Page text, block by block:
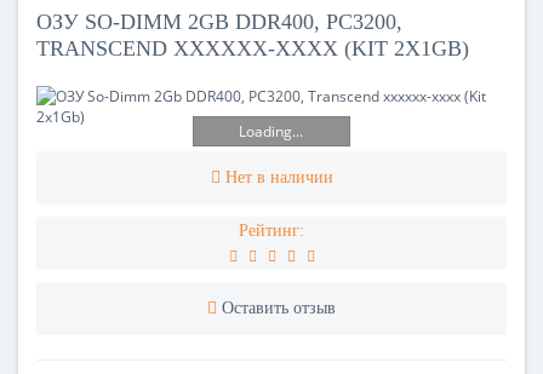
ОЗУ SO-DIMM 2GB DDR400, PC3200,
TRANSCEND XXXXXX-XXXX (KIT 2X1GB)
Loading...
Нет в наличии
Рейтинг:
Оставить отзыв